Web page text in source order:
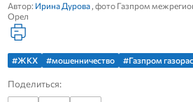
Автор: Ирина Дурова, фото Газпром
Орел
#ЖКХ #мошенничество #Газпром
Поделиться: